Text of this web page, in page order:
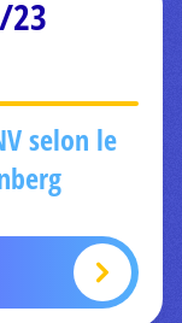
23
selon le